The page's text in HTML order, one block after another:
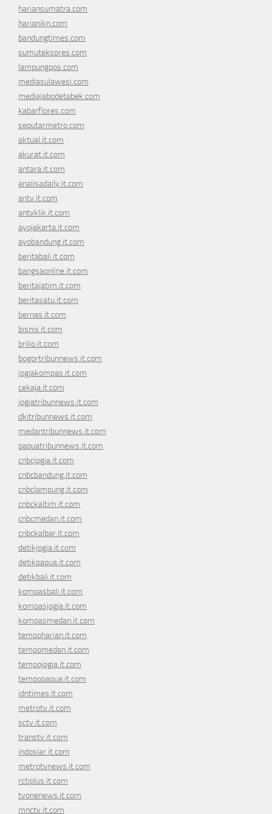
hariansumatra.com
harianikn.com
bandungtimes.com
sumutekspres.com
lampungpos.com
mediasulawesi.com
mediajabodetabek.com
kabarflores.com
seputarmetro.com
aktual.it.com
akurat.it.com
antara.it.com
analisadaily.it.com
antv.it.com
antvklik.it.com
ayojakarta.it.com
ayobandung.it.com
beritabali.it.com
bangsaonline.it.com
beritajatim.it.com
beritasatu.it.com
bernas.it.com
bisnis.it.com
brilio.it.com
bogortribunnews.it.com
jogjakompas.it.com
cekaja.it.com
jogjatribunnews.it.com
dkitribunnews.it.com
medantribunnews.it.com
papuatribunnews.it.com
cnbcjogja.it.com
cnbcbandung.it.com
cnbclampung.it.com
cnbckaltim.it.com
cnbcmedan.it.com
cnbckalbar.it.com
detikjogja.it.com
detikpapua.it.com
detikbali.it.com
kompasbali.it.com
kompasjogja.it.com
kompasmedan.it.com
tempoharian.it.com
tempomedan.it.com
tempojogja.it.com
tempopapua.it.com
idntimes.it.com
metrotv.it.com
sctv.it.com
transtv.it.com
indosiar.it.com
metrotvnews.it.com
rctiplus.it.com
tvonenews.it.com
mnctv.it.com